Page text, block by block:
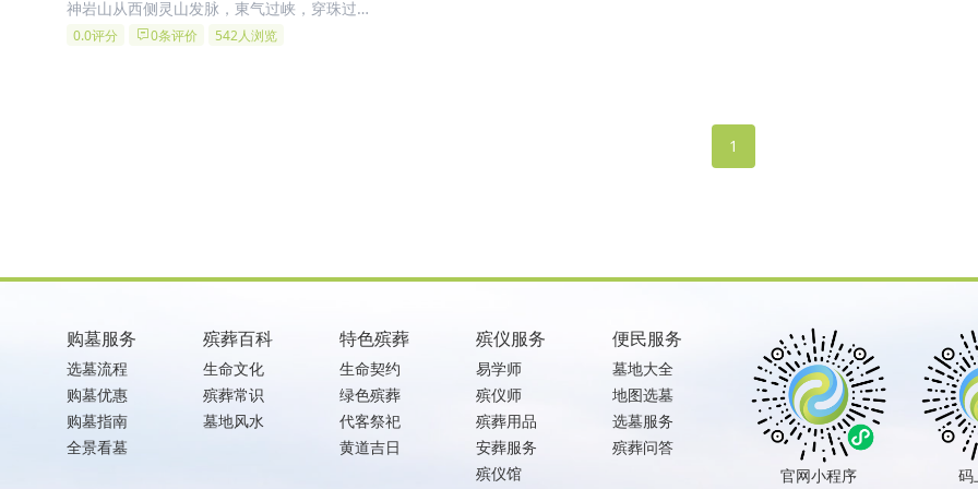
神岩山从西侧灵山发脉，東气过峡，穿珠过
帐。背靠玉观音，左有青龙带玉印，前有朱雀
0.0评分 0条评价 542人浏览
1
购墓服务
选墓流程
购墓优惠
购墓指南
全景看墓
殡葬百科
生命文化
殡葬常识
墓地风水
特色殡葬
生命契约
绿色殡葬
代客祭祀
黄道吉日
殡仪服务
易学师
殡仪师
殡葬用品
安葬服务
殡仪馆
便民服务
墓地大全
地图选墓
选墓服务
殡葬问答
官网小程序
码